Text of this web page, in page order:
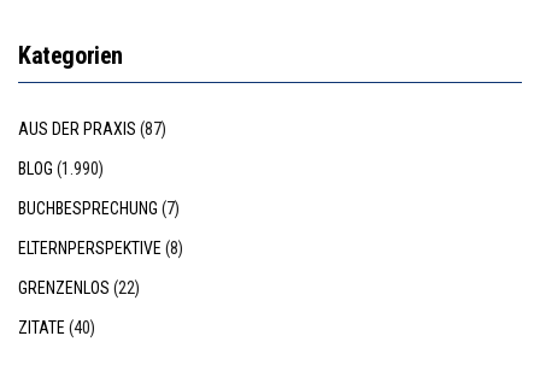
Kategorien
AUS DER PRAXIS (87)
BLOG (1.990)
BUCHBESPRECHUNG (7)
ELTERNPERSPEKTIVE (8)
GRENZENLOS (22)
ZITATE (40)